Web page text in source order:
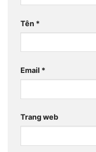
Tên *
Email *
Trang web